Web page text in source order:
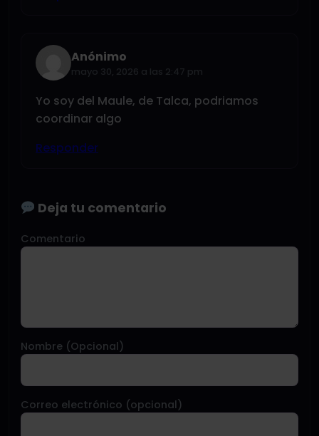
Anónimo
mayo 30, 2026 a las 2:47 pm
Yo soy del Maule, de Talca, podriamos
coordinar algo
Responder
Deja tu comentario
Comentario
Nombre (Opcional)
Correo electrónico (opcional)